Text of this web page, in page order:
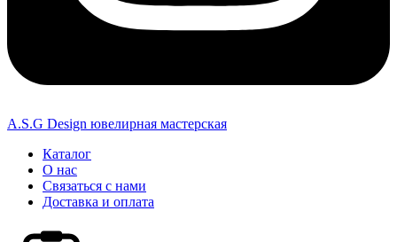
A.S.G Design ювелирная мастерская
Каталог
О нас
Связаться с нами
Доставка и оплата